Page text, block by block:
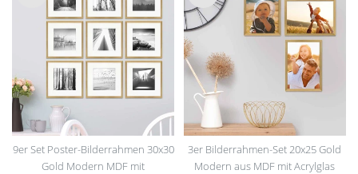
9er Set Poster-Bilderrahmen 30x30
Gold Modern MDF mit
Wu
nsc
3er Bilderrahmen-Set 20x25 Gold
Modern aus MDF mit Acrylglas